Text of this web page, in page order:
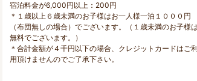
宿泊料金が6,000円以上：200円
＊１歳以上６歳未満のお子様はお一人様一泊１０００円
（布団無しの場合）でございます。（１歳未満のお子様
無料でございます。）
＊合計金額が４千円以下の場合、クレジットカードはご
用頂けませんのでご了承下さい。